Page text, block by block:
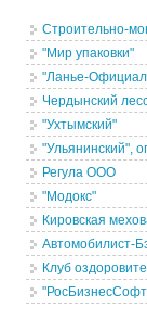
Строительно-
"Мир упаковки"
"Ланье-
Чердынский
"Ухтымский"
"Ульянинский",
Регула ООО
"Модокс"
Кировская
Автомобилист-
Клуб